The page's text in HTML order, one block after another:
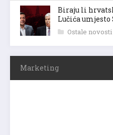
Biraju li
Lučića
Ostale novosti
Marketing